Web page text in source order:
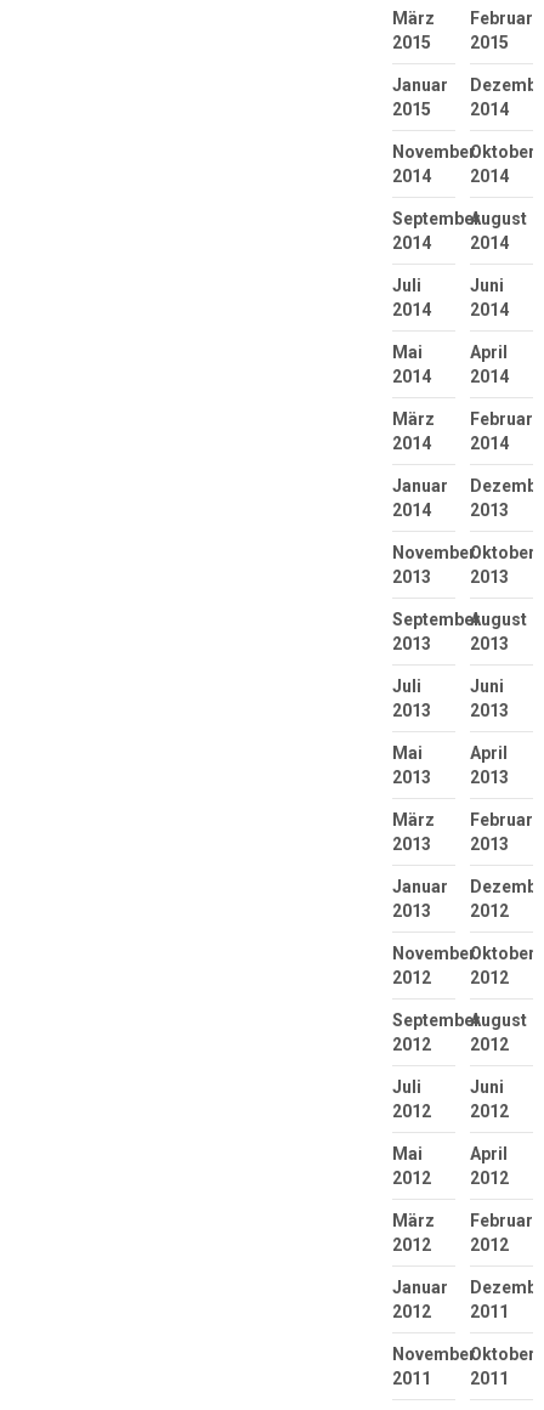
März
2015
Februar
2015
Januar
2015
2014
November
2014
Oktober
2014
September
2014
August
2014
Juli
2014
Juni
2014
Mai
2014
April
2014
März
2014
Februar
2014
Januar
2014
2013
November
2013
Oktober
2013
September
2013
August
2013
Juli
2013
Juni
2013
Mai
2013
April
2013
März
2013
Februar
2013
Januar
2013
2012
November
2012
Oktober
2012
September
2012
August
2012
Juli
2012
Juni
2012
Mai
2012
April
2012
März
2012
Februar
2012
Januar
2012
2011
November
2011
Oktober
2011